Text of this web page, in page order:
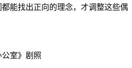
能找出正向的理念，才调整这些偶
室》剧照